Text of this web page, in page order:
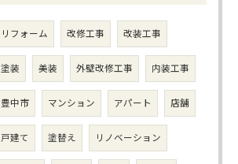
リフォーム 改修工事 改装工事
塗装 美装 外壁改修工事 内装工事
豊中市 マンション アパート 店舗
戸建て 塗替え リノベーション